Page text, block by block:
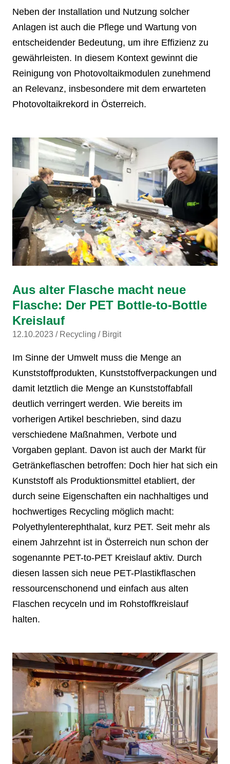
Neben der Installation und Nutzung solcher
Anlagen ist auch die Pflege und Wartung von
entscheidender Bedeutung, um ihre Effizienz zu
gewährleisten. In diesem Kontext gewinnt die
Reinigung von Photovoltaikmodulen zunehmend
an Relevanz, insbesondere mit dem erwarteten
Photovoltaikrekord in Österreich.
Aus alter Flasche macht neue
Flasche: Der PET Bottle-to-Bottle
Kreislauf
12.10.2023 Recycling Birgit
Im Sinne der Umwelt muss die Menge an
Kunststoffprodukten, Kunststoffverpackungen und
damit letztlich die Menge an Kunststoffabfall
deutlich verringert werden. Wie bereits im
vorherigen Artikel beschrieben, sind dazu
verschiedene Maßnahmen, Verbote und
Vorgaben geplant. Davon ist auch der Markt für
Getränkeflaschen betroffen: Doch hier hat sich ein
Kunststoff als Produktionsmittel etabliert, der
durch seine Eigenschaften ein nachhaltiges und
hochwertiges Recycling möglich macht:
Polyethylenterephthalat, kurz PET. Seit mehr als
einem Jahrzehnt ist in Österreich nun schon der
sogenannte PET-to-PET Kreislauf aktiv. Durch
diesen lassen sich neue PET-Plastikflaschen
ressourcenschonend und einfach aus alten
Flaschen recyceln und im Rohstoffkreislauf
halten.